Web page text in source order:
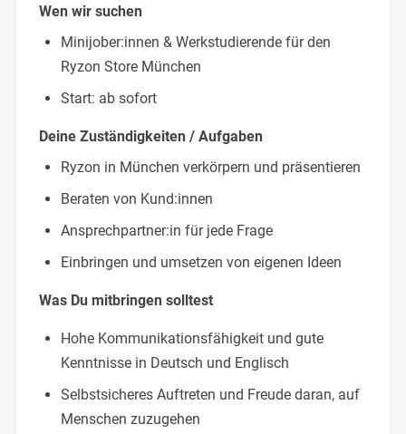
Wen wir suchen
Minijober:innen & Werkstudierende für den
Ryzon Store München
Start: ab sofort
Deine Zuständigkeiten / Aufgaben
Ryzon in München verkörpern und präsentieren
Beraten von Kund:innen
Ansprechpartner:in für jede Frage
Einbringen und umsetzen von eigenen Ideen
Was Du mitbringen solltest
Hohe Kommunikationsfähigkeit und gute
Kenntnisse in Deutsch und Englisch
Selbstsicheres Auftreten und Freude daran, auf
Menschen zuzugehen